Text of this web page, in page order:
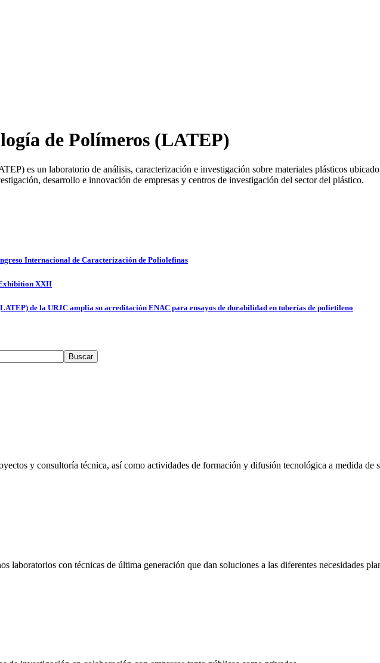
de Polímeros (LATEP)
es un laboratorio de análisis, caracterización e investigación sobre materiales plásticos
desarrollo e innovación de empresas y centros de investigación del sector del plástico.
Internacional de Caracterización de Poliolefinas
XXII
de la URJC amplía su acreditación ENAC para ensayos de durabilidad en tuberías de polietileno
y consultoría técnica, así como actividades de formación y difusión tecnológica a medida de
laboratorios con técnicas de última generación que dan soluciones a las diferentes necesidades